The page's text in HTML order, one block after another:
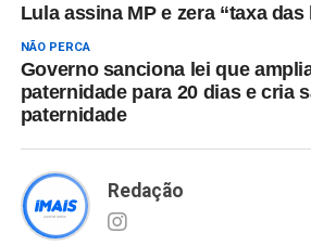
Lula assina MP e zera “taxa
NÃO PERCA
Governo sanciona lei que
paternidade para 20 dias e cria
paternidade
Redação